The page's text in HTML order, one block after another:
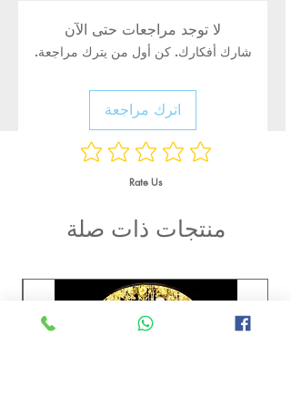
لا توجد مراجعات حتى الآن
شارك أفكارك. كن أول من يترك مراجعة.
اترك مراجعة
Rate Us
منتجات ذات صلة